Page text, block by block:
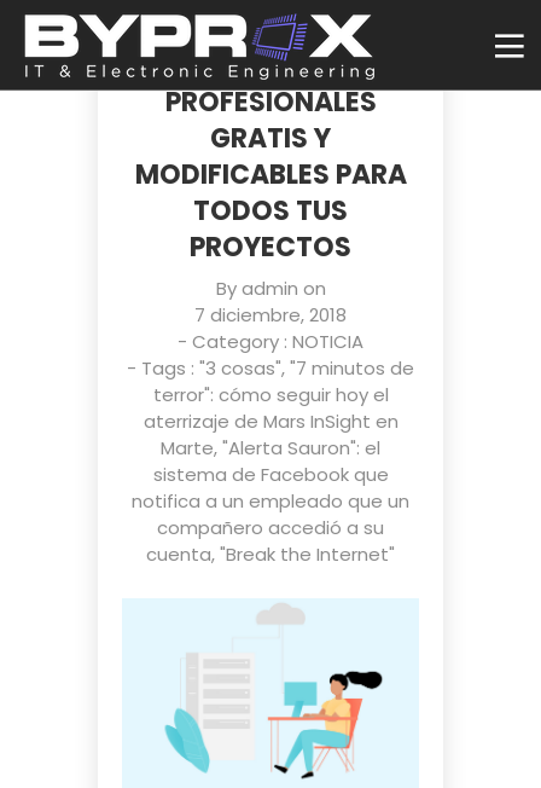
DRAWKIT, DECENAS
DE ILUSTRACIONES
PROFESIONALES
GRATIS Y
MODIFICABLES PARA
TODOS TUS
PROYECTOS
Byadmin on
7 diciembre, 2018
- Category : NOTICIA
- Tags : "3 cosas","7 minutos de
terror": cómo seguir hoy el
aterrizaje de Mars InSight en
Marte,"Alerta Sauron": el
sistema de Facebook que
notifica a un empleado que un
compañero accedió a su
cuenta,"Break the Internet"